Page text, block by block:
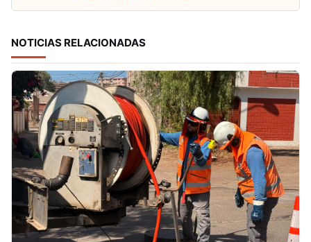
NOTICIAS RELACIONADAS